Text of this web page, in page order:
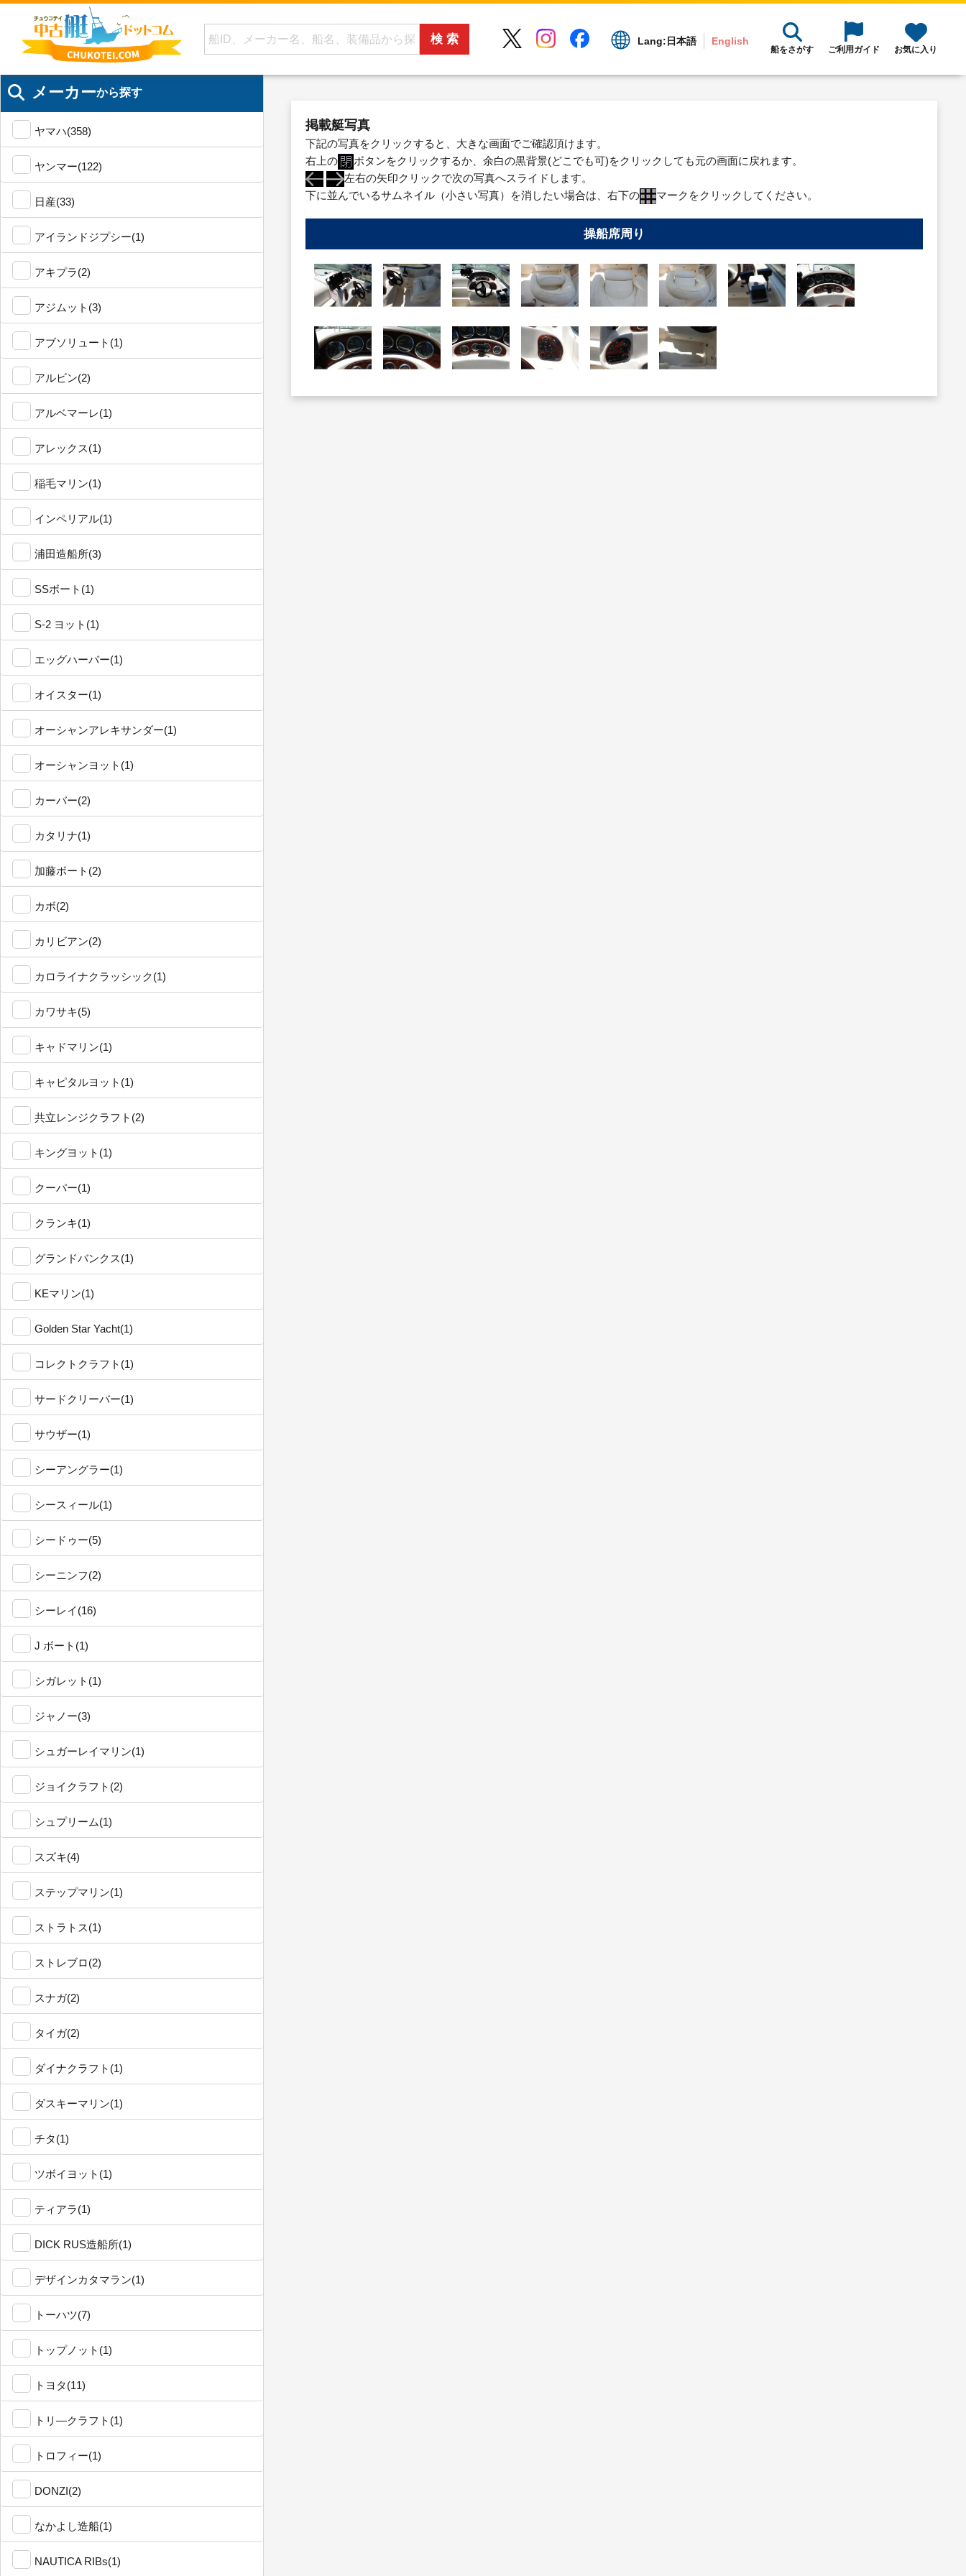
Lang: 日本語 English
船をさがす ご利用ガイド お気に入り
メーカーから探す
ヤマハ(358)
ヤンマー(122)
日産(33)
アイランドジプシー(1)
アキプラ(2)
アジムット(3)
アブソリュート(1)
アルビン(2)
アルベマーレ(1)
アレックス(1)
稲毛マリン(1)
インペリアル(1)
浦田造船所(3)
SSボート(1)
S-2 ヨット(1)
エッグハーバー(1)
オイスター(1)
オーシャンアレキサンダー(1)
オーシャンヨット(1)
カーバー(2)
カタリナ(1)
加藤ボート(2)
カボ(2)
カリビアン(2)
カロライナクラッシック(1)
カワサキ(5)
キャドマリン(1)
キャピタルヨット(1)
共立レンジクラフト(2)
キングヨット(1)
クーパー(1)
クランキ(1)
グランドバンクス(1)
KEマリン(1)
Golden Star Yacht(1)
コレクトクラフト(1)
サードクリーバー(1)
サウザー(1)
シーアングラー(1)
シースィール(1)
シードゥー(5)
シーニンフ(2)
シーレイ(16)
J ボート(1)
シガレット(1)
ジャノー(3)
シュガーレイマリン(1)
ジョイクラフト(2)
シュプリーム(1)
スズキ(4)
ステップマリン(1)
ストラトス(1)
ストレブロ(2)
スナガ(2)
タイガ(2)
ダイナクラフト(1)
ダスキーマリン(1)
チタ(1)
ツボイヨット(1)
ティアラ(1)
DICK RUS造船所(1)
デザインカタマラン(1)
トーハツ(7)
トップノット(1)
トヨタ(11)
トリ―クラフト(1)
トロフィー(1)
DONZI(2)
なかよし造船(1)
NAUTICA RIBs(1)
掲載艇写真
下記の写真をクリックすると、大きな画面でご確認頂けます。
右上の
ボタンをクリックするか、余白の黒背景(どこでも可)をクリックしても元の画面に戻れます。
左右の矢印クリックで次の写真へスライドします。
下に並んでいるサムネイル（小さい写真）を消したい場合は、右下の
マークをクリックしてください。
操船席周り